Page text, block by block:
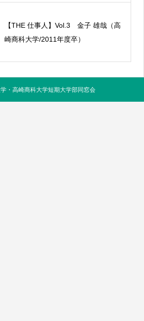
【THE 仕事人】Vol.3 金子 雄哉（高
崎商科大学/2011年度卒）
・高崎商科大学短期大学部同窓会